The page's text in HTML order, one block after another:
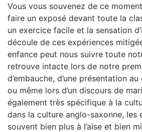
Vous vous souvenez de ce
faire un exposé devant toute la
un exercice facile et la sensation
découle de ces expériences
enfance peut nous suivre toute
retrouve intacte lors de notre
d’embauche, d’une présentation
ou même lors d’un discours de
également très spécifique à la
dans la culture anglo-saxonne, les
souvent bien plus à l’aise et bien